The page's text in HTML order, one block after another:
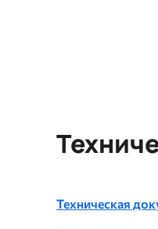
Техническая